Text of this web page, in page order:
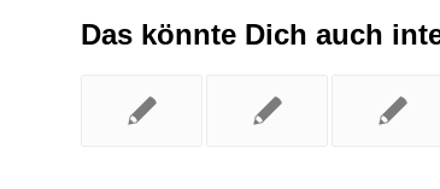
Das könnte Dich auch